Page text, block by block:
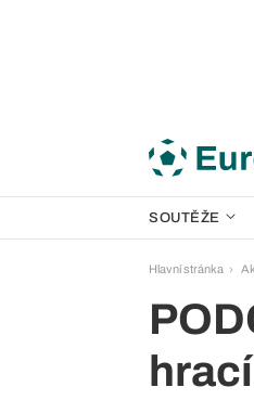
SOUTĚŽE
Hlavní stránka